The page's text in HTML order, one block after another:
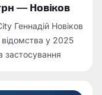
— Новіков
Геннадій Новіков
відомства у 2025
застосування